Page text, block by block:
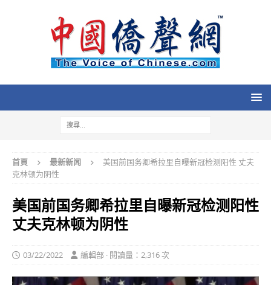
首頁 最新新闻
美国前国务卿希拉里自曝新冠检测阳性 丈夫
克林顿为阴性
美国前国务卿希拉里自曝新冠检测阳性
丈夫克林顿为阴性
03/22/2022 編輯部 · 閱讀量：2,316 次